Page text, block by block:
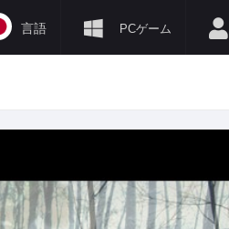
PCゲーム
言語